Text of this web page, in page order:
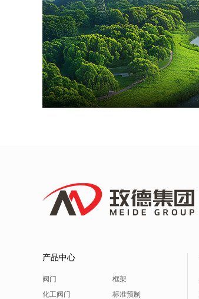
产品中心
阀门
化工阀门
框架
标准预制